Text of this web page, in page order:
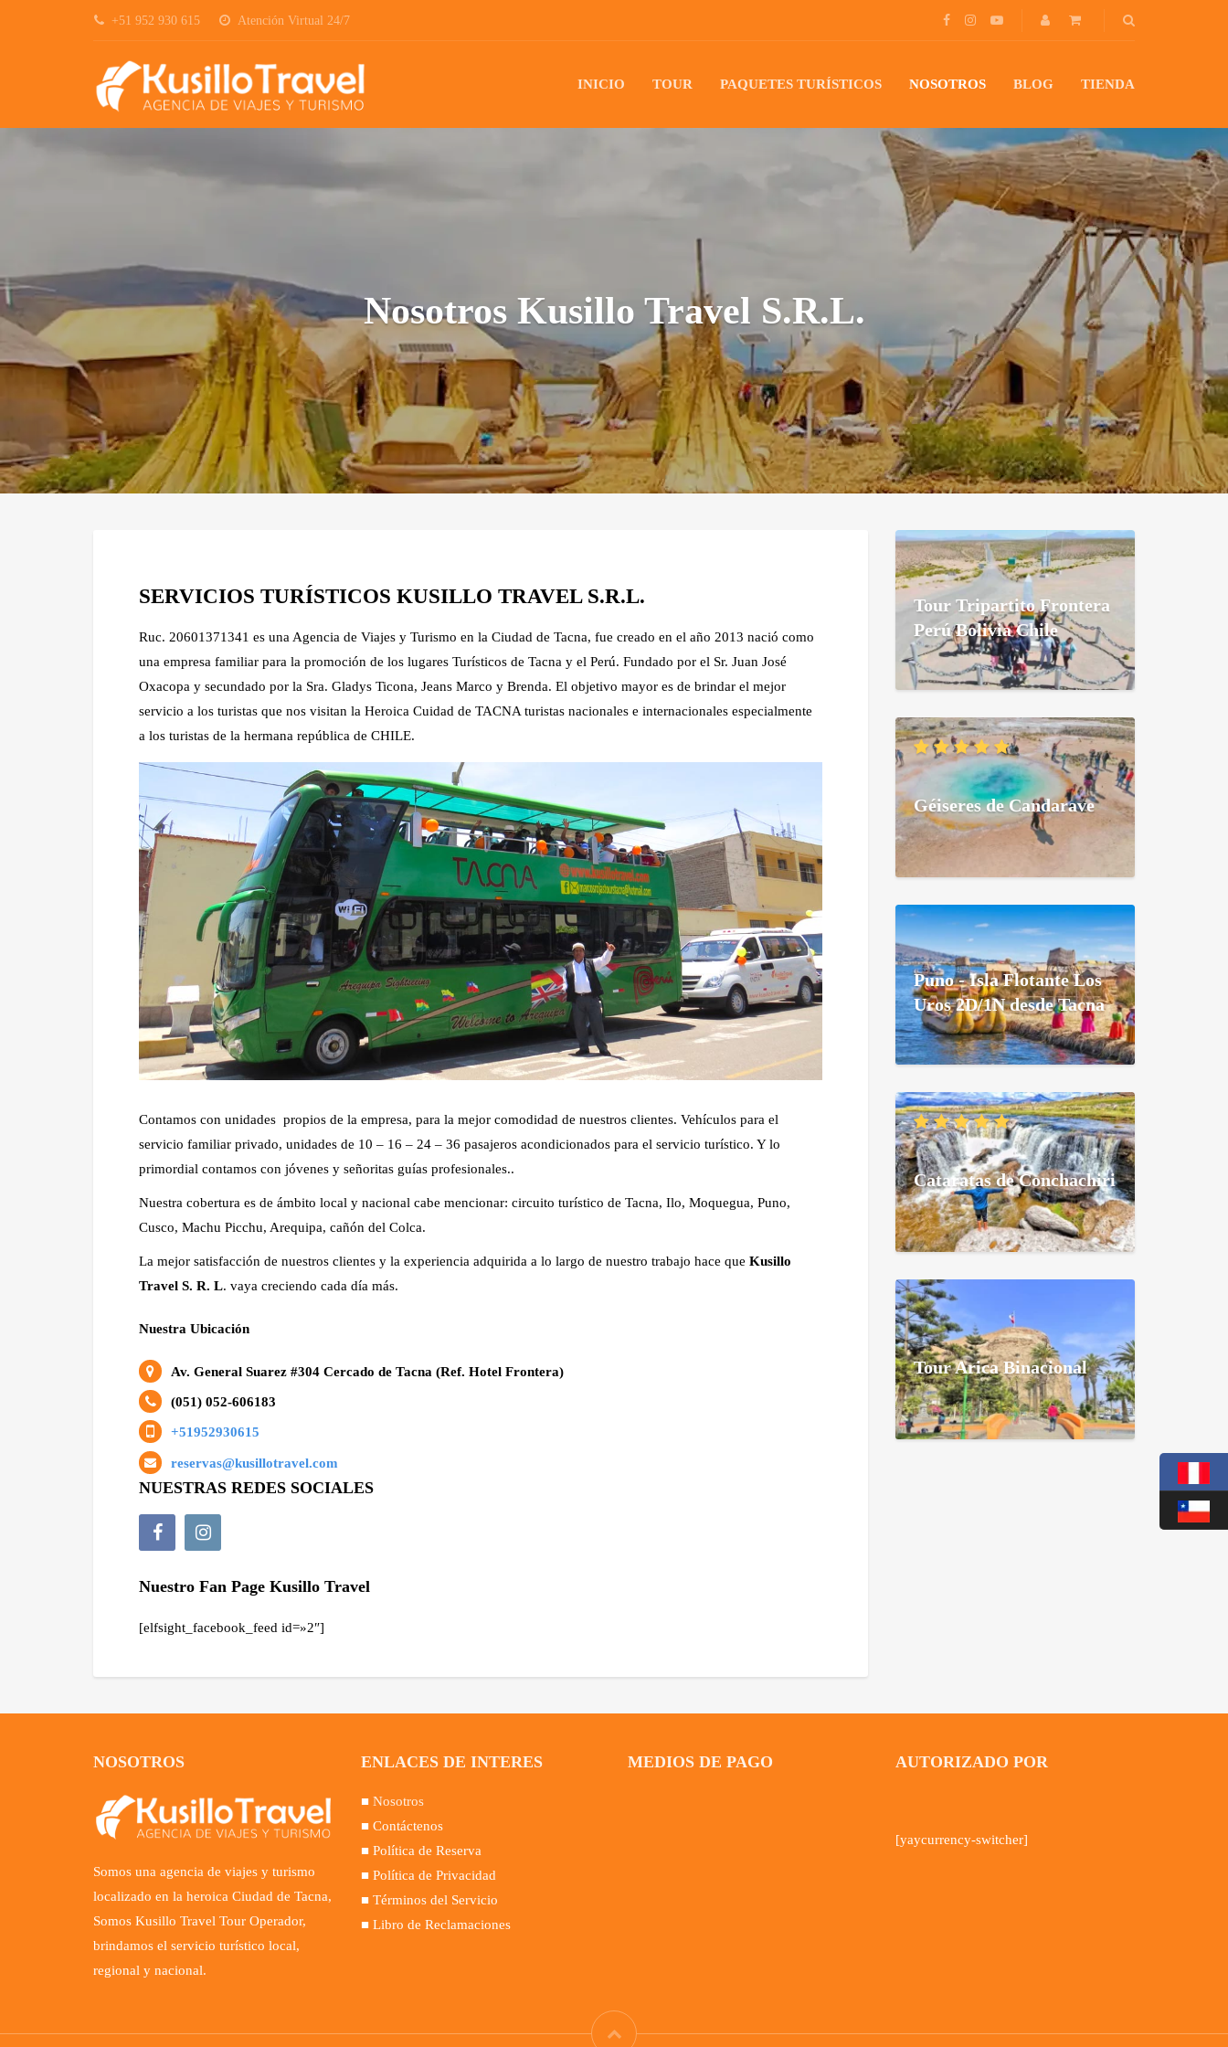
+51 952 930 615 Atención Virtual 24/7
INICIO TOUR PAQUETES TURÍSTICOS NOSOTROS BLOG TIENDA
Nosotros Kusillo Travel S.R.L.
SERVICIOS TURÍSTICOS KUSILLO TRAVEL S.R.L.
Ruc. 20601371341 es una Agencia de Viajes y Turismo en la Ciudad de Tacna, fue creado en el año 2013 nació como
una empresa familiar para la promoción de los lugares Turísticos de Tacna y el Perú. Fundado por el Sr. Juan José
Oxacopa y secundado por la Sra. Gladys Ticona, Jeans Marco y Brenda. El objetivo mayor es de brindar el mejor
servicio a los turistas que nos visitan la Heroica Cuidad de TACNA turistas nacionales e internacionales especialmente
a los turistas de la hermana república de CHILE.
Contamos con unidades propios de la empresa, para la mejor comodidad de nuestros clientes. Vehículos para el
servicio familiar privado, unidades de 10 – 16 – 24 – 36 pasajeros acondicionados para el servicio turístico. Y lo
primordial contamos con jóvenes y señoritas guías profesionales..
Nuestra cobertura es de ámbito local y nacional cabe mencionar: circuito turístico de Tacna, Ilo, Moquegua, Puno,
Cusco, Machu Picchu, Arequipa, cañón del Colca.
La mejor satisfacción de nuestros clientes y la experiencia adquirida a lo largo de nuestro trabajo hace que Kusillo
Travel S. R. L. vaya creciendo cada día más.
Nuestra Ubicación
Av. General Suarez #304 Cercado de Tacna (Ref. Hotel Frontera)
(051) 052-606183
+51952930615
reservas@kusillotravel.com
NUESTRAS REDES SOCIALES
Nuestro Fan Page Kusillo Travel
[elfsight_facebook_feed id=»2″]
Tour Tripartito Frontera
Perú Bolivia Chile
Géiseres de Candarave
Puno - Isla Flotante Los
Uros 2D/1N desde Tacna
Cataratas de Conchachiri
Tour Arica Binacional
NOSOTROS
Somos una agencia de viajes y turismo
localizado en la heroica Ciudad de Tacna,
Somos Kusillo Travel Tour Operador,
brindamos el servicio turístico local,
regional y nacional.
ENLACES DE INTERES
■ Nosotros
■ Contáctenos
■ Política de Reserva
■ Política de Privacidad
■ Términos del Servicio
■ Libro de Reclamaciones
MEDIOS DE PAGO AUTORIZADO POR
[yaycurrency-switcher]